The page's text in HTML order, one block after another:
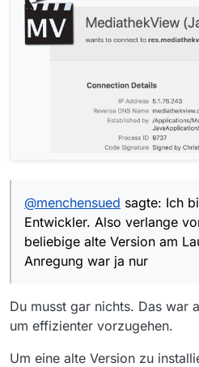
@menchensued sagte: Ich
Entwickler. Also verlange
beliebige alte Version am
Anregung war ja nur
Du musst gar nichts. Das war
um effizienter vorzugehen.
Um eine alte Version zu